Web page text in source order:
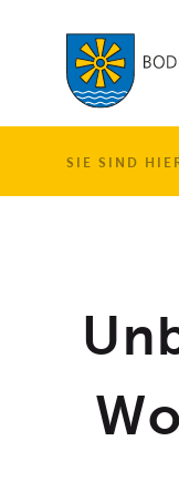
SIE SIND